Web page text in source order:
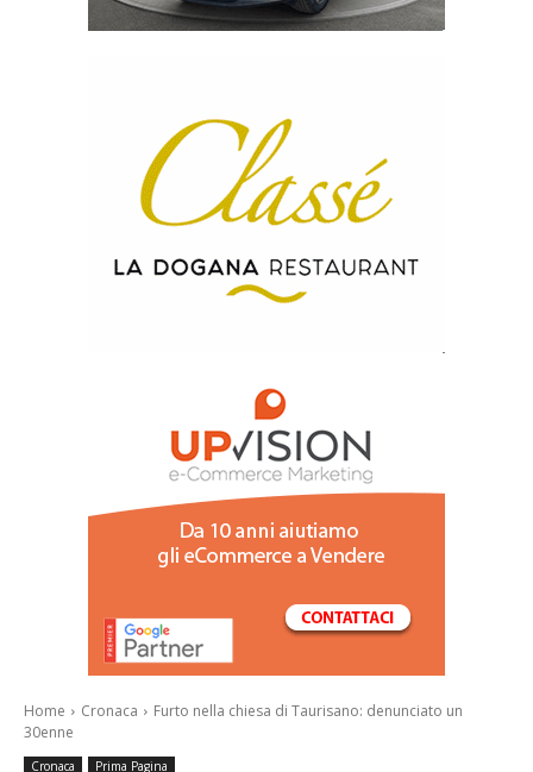
Home
Cronaca
Furto nella chiesa di Taurisano: denunciato un
30enne
Cronaca Prima Pagina